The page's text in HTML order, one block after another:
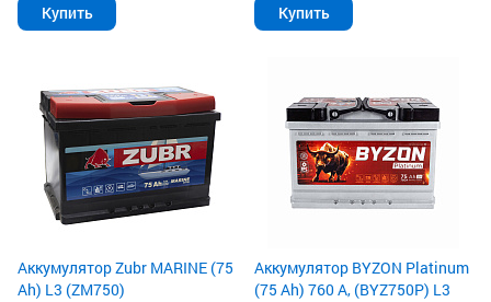
Купить Купить
Аккумулятор Zubr MARINE (75
Ah) L3 (ZM750)
Аккумулятор BYZON Platinum
(75 Ah) 760 А, (BYZ750P) L3